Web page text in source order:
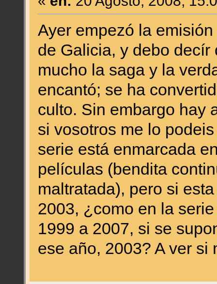
Ayer empezó la
de Galicia, y debo decír
mucho la saga y la
encantó; se ha
culto. Sin embargo hay
si vosotros me lo
serie está enmarcada
películas (bendita
maltratada), pero si
2003, ¿como en la
1999 a 2007, si se
ese año, 2003? A ver si